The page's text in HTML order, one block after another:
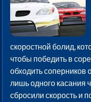
скоростной болид,
чтобы победить в
обходить соперников
лишь одного
сбросили скорость и